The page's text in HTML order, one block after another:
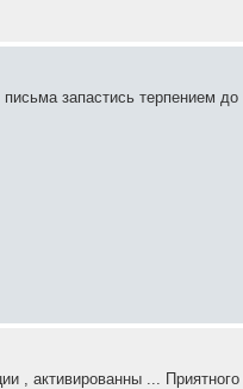
запастись терпением до
, активированны ...